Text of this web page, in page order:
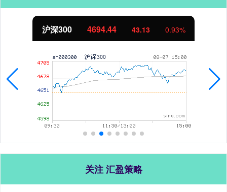
沪深300 4694.44 43.13 0.93%
关注 汇盈策略